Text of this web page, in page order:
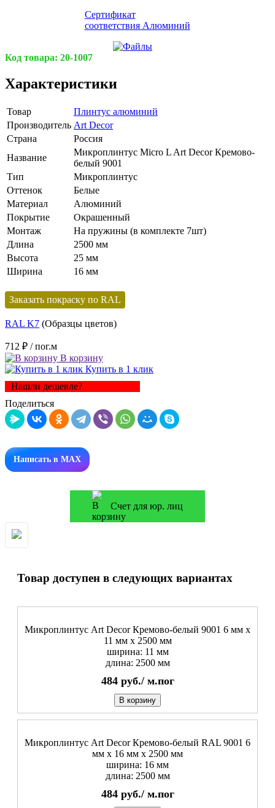
Сертификат
соответствия Алюминий
Код товара: 20-1007
Характеристики
Товар
Плинтус алюминий
Производитель Art Decor
Страна
Россия
Название
Микроплинтус Micro L Art Decor Кремово-
белый 9001
Тип
Микроплинтус
Оттенок
Белые
Материал
Алюминий
Покрытие
Окрашенный
Монтаж
На пружины (в комплекте 7шт)
Длина
2500 мм
Высота
25 мм
Ширина
16 мм
Заказать покраску по RAL
RAL K7 (Образцы цветов)
712 ₽ / пог.м
В корзину
Купить в 1 клик
Нашли дешевле?
Поделиться
Написать в MAX
Счет для юр. лиц
Товар доступен в следующих вариантах
Микроплинтус Art Decor Кремово-белый 9001 6 мм x
11 мм х 2500 мм
ширина: 11 мм
длина: 2500 мм
484 руб./ м.пог
В корзину
Микроплинтус Art Decor Кремово-белый RAL 9001 6
мм x 16 мм х 2500 мм
ширина: 16 мм
длина: 2500 мм
484 руб./ м.пог